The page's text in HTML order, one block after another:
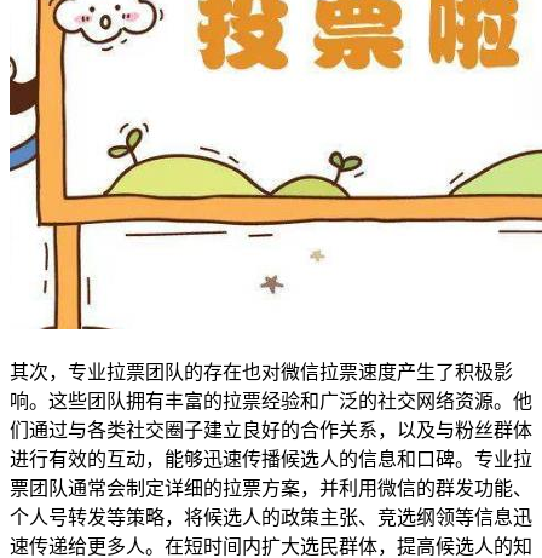
其次，专业拉票团队的存在也对微信拉票速度产生了积极影
响。这些团队拥有丰富的拉票经验和广泛的社交网络资源。他
们通过与各类社交圈子建立良好的合作关系，以及与粉丝群体
进行有效的互动，能够迅速传播候选人的信息和口碑。专业拉
票团队通常会制定详细的拉票方案，并利用微信的群发功能、
个人号转发等策略，将候选人的政策主张、竞选纲领等信息迅
速传递给更多人。在短时间内扩大选民群体，提高候选人的知